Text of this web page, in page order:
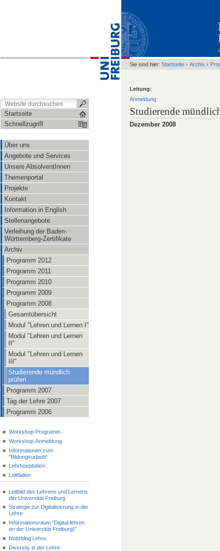
Startseite
Schnellzugriff
Über uns
Angebote und Services
Unsere AbsolventInnen
Themenportal
Projekte
Kontakt
Information in English
Stellenangebote
Verleihung der Baden-
Württemberg-Zertifikate
Archiv
Programm 2012
Programm 2011
Programm 2010
Programm 2009
Programm 2008
Gesamtübersicht
Modul "Lehren und Lernen I"
Modul "Lehren und Lernen
II"
Modul "Lehren und Lernen
III"
Studierende mündlich
prüfen
Programm 2007
Tag der Lehre 2007
Programm 2006
Workshop-Programm
Workshop-Anmeldung
Informationen zum
"Bildungsurlaub"
Lehrhospitation
Leitfäden
Leitbild des Lehrens und Lernens
der Universität Freiburg
Strategie zur Digitalisierung in der
Lehre
Informationsraum "Digital lehren
an der Universität Freiburg)"
Notizblog Lehre
Diversity in der Lehre
Sie sind hier: Startseite › Archiv ›
Leitung:
Anmeldung
Studierende
Dezember 2008